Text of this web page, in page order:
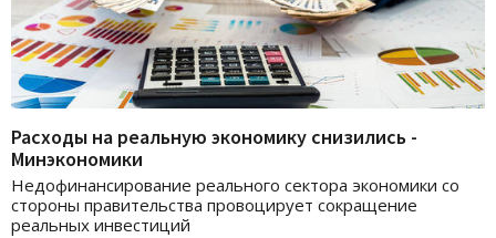
Расходы на реальную экономику снизились -
Минэкономики
Недофинансирование реального сектора экономики со
стороны правительства провоцирует сокращение
реальных инвестиций